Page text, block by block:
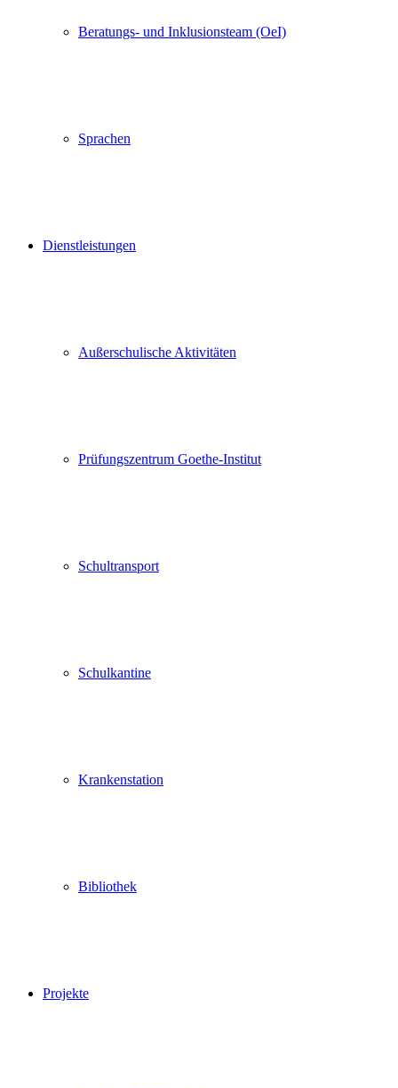
Beratungs- und Inklusionsteam (OeI)
Sprachen
Dienstleistungen
Außerschulische Aktivitäten
Prüfungszentrum Goethe-Institut
Schultransport
Schulkantine
Krankenstation
Bibliothek
Projekte